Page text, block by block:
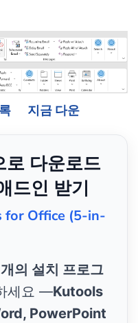
지금 다운
로 다운로드
드인 받기
for Office (5-in-
의 설치 프로그
세요 —Kutools
PowerPoint